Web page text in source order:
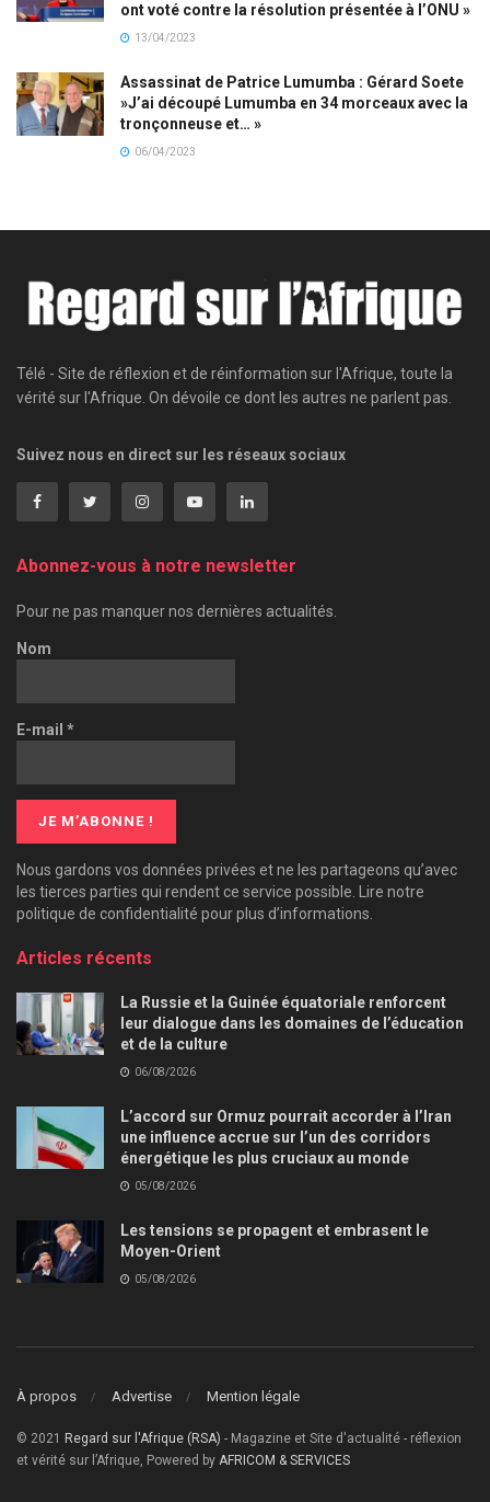
ont voté contre la résolution présentée à l’ONU »
13/04/2023
Assassinat de Patrice Lumumba : Gérard Soete
»J’ai découpé Lumumba en 34 morceaux avec la
tronçonneuse et… »
06/04/2023
Télé - Site de réflexion et de réinformation sur l'Afrique, toute la
vérité sur l'Afrique. On dévoile ce dont les autres ne parlent pas.
Suivez nous en direct sur les réseaux sociaux
Abonnez-vous à notre newsletter
Pour ne pas manquer nos dernières actualités.
Nom
E-mail *
Nous gardons vos données privées et ne les partageons qu’avec
les tierces parties qui rendent ce service possible. Lire notre
politique de confidentialité pour plus d’informations.
Articles récents
La Russie et la Guinée équatoriale renforcent
leur dialogue dans les domaines de l’éducation
et de la culture
06/08/2026
L’accord sur Ormuz pourrait accorder à l’Iran
une influence accrue sur l’un des corridors
énergétique les plus cruciaux au monde
05/08/2026
Les tensions se propagent et embrasent le
Moyen-Orient
05/08/2026
À propos Advertise Mention légale
© 2021 Regard sur l'Afrique (RSA) - Magazine et Site d'actualité - réflexion
et vérité sur l’Afrique, Powered by AFRICOM & SERVICES